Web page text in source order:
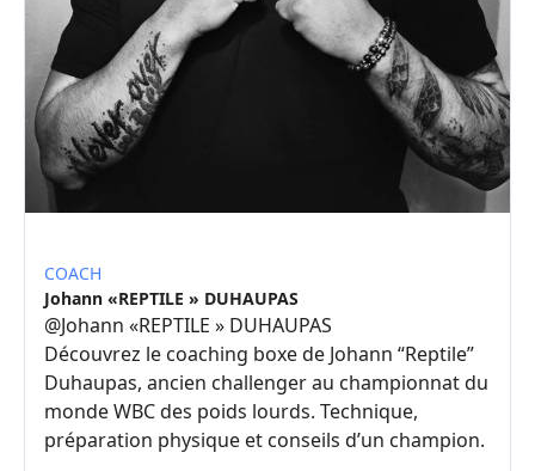
COACH
Johann «REPTILE » DUHAUPAS
@Johann «REPTILE » DUHAUPAS
Découvrez le coaching boxe de Johann “Reptile”
Duhaupas, ancien challenger au championnat du
monde WBC des poids lourds. Technique,
préparation physique et conseils d’un champion.